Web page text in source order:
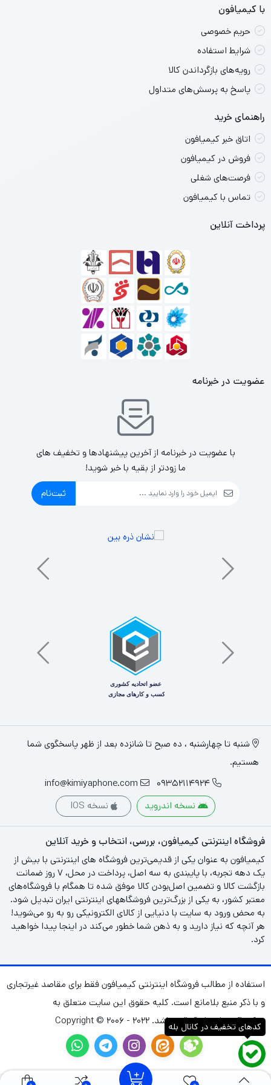
با کیمیافون
حریم خصوصی
شرایط استفاده
رویه‌های بازگرداندن کالا
پاسخ به پرسش‌های متداول
راهنمای خرید
اتاق خبر کیمیافون
فروش در کیمیافون
فرصت‌های شغلی
تماس با کیمیافون
پرداخت آنلاین
عضویت در خبرنامه
با عضویت در خبرنامه از آخرین پیشنهادها و تخفیف های
ما زودتر از بقیه با خبر شوید!
ثبت‌نام
شنبه تا چهارشنبه ، ده صبح تا شانزده بعد از ظهر پاسخگوی شما
هستیم.
09352114924
info@kimiyaphone.com
نسخه اندروید
نسخه IOS
فروشگاه اینترنتی کیمیافون، بررسی، انتخاب و خرید آنلاین
کیمیافون به عنوان یکی از قدیمی‌ترین فروشگاه های اینترنتی با بیش از
یک دهه تجربه، با پایبندی به سه اصل، پرداخت در محل، ۷ روز ضمانت
بازگشت کالا و تضمین اصل‌بودن کالا موفق شده تا همگام با فروشگاه‌های
معتبر کشور، به یکی از بزرگ‌ترین فروشگاههای اینترنتی ایران تبدیل شود.
به محض ورود به سایت با دنیایی از کالای الکترونیکی رو به رو می‌شوید!
هر آنچه که نیاز دارید و به ذهن شما خطور می‌کند در اینجا پیدا خواهید
کرد.
استفاده از مطالب فروشگاه اینترنتی کیمیافون فقط برای مقاصد غیرتجاری
و با ذکر منبع بلامانع است. کلیه حقوق این سایت متعلق به
شرکت(کیمیا نشان آریا)می‌باشد. Copyright © ۲۰۰۶ - ۲۰۲۲
کدهای تخفیف در کانال بله